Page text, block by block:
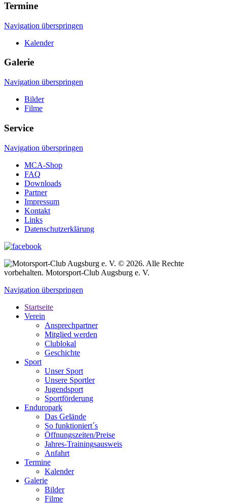
Termine
Navigation überspringen
Kalender
Galerie
Navigation überspringen
Bilder
Filme
Service
Navigation überspringen
MCA-Shop
FAQ
Downloads
Partner
Impressum
Kontakt
Links
Datenschutzerklärung
© 2026. Alle Rechte
vorbehalten. Motorsport-Club Augsburg e. V.
Navigation überspringen
Startseite
Verein
Ansprechpartner
Mitglied werden
Clublokal
Geschichte
Sport
Unser Sport
Unsere Sportler
Jugendsport
Sportförderung
Enduropark
Das Gelände
So funktioniert´s
Öffnungszeiten/Preise
Jahres-Trainingsausweis
Anfahrt
Termine
Kalender
Galerie
Bilder
Filme